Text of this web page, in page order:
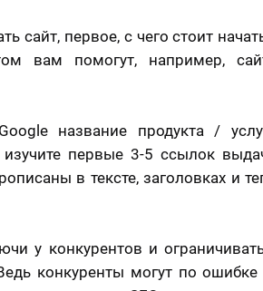
сайт, первое, с чего стоит
вам помогут, например,
название продукта /
первые 3-5 ссылок
в тексте, заголовках и
у конкурентов и
конкуренты могут по ошибке